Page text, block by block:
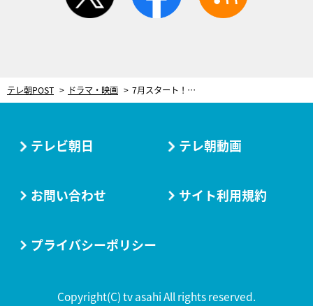
テレ朝POST ドラマ・映画 7月スタート！今田美桜、新ドラマ『クロスロード ～救命救急の約束～』で医師役に初挑戦
テレビ朝日 テレ朝動画
お問い合わせ サイト利用規約
プライバシーポリシー
Copyright(C) tv asahi All rights reserved.